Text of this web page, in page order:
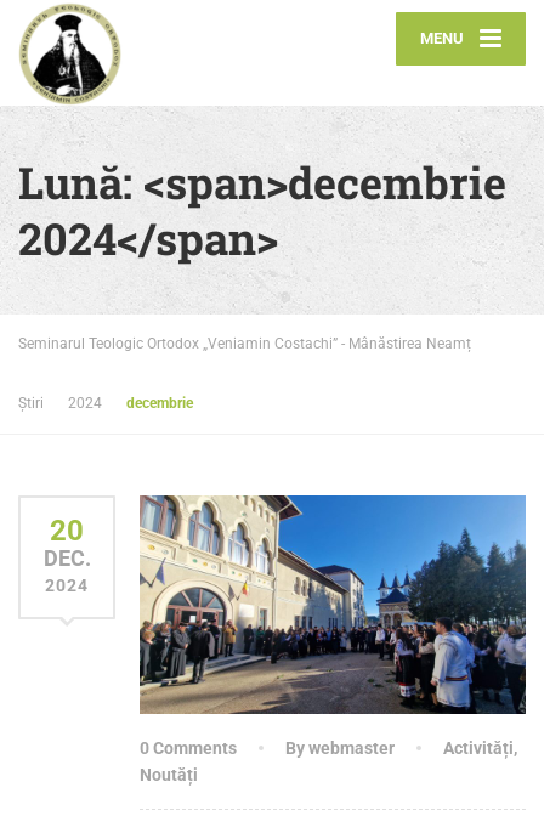
MENU
Lună: <span>decembrie
2024</span>
Seminarul Teologic Ortodox „Veniamin Costachi” - Mânăstirea Neamț
Știri 2024 decembrie
20
DEC.
2024
0 Comments By webmaster Activități,
Noutăți